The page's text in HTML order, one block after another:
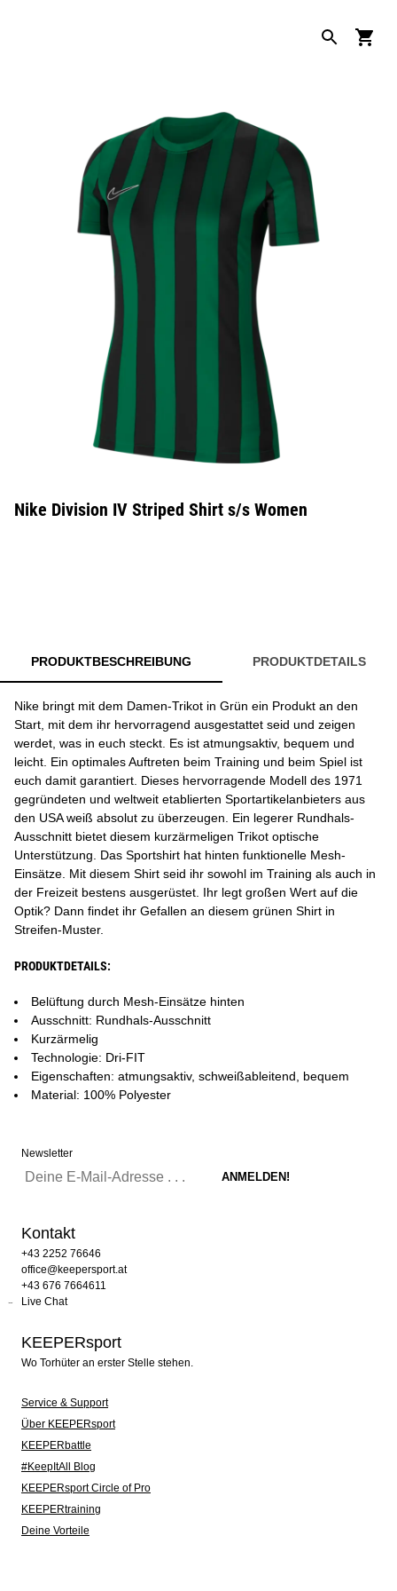
Nike Division IV Striped Shirt s/s Women
PRODUKTBESCHREIBUNG PRODUKTDETAILS
Nike bringt mit dem Damen-Trikot in Grün ein Produkt an den
Start, mit dem ihr hervorragend ausgestattet seid und zeigen
werdet, was in euch steckt. Es ist atmungsaktiv, bequem und
leicht. Ein optimales Auftreten beim Training und beim Spiel ist
euch damit garantiert. Dieses hervorragende Modell des 1971
gegründeten und weltweit etablierten Sportartikelanbieters aus
den USA weiß absolut zu überzeugen. Ein legerer Rundhals-
Ausschnitt bietet diesem kurzärmeligen Trikot optische
Unterstützung. Das Sportshirt hat hinten funktionelle Mesh-
Einsätze. Mit diesem Shirt seid ihr sowohl im Training als auch in
der Freizeit bestens ausgerüstet. Ihr legt großen Wert auf die
Optik? Dann findet ihr Gefallen an diesem grünen Shirt in
Streifen-Muster.
PRODUKTDETAILS:
Belüftung durch Mesh-Einsätze hinten
Ausschnitt: Rundhals-Ausschnitt
Kurzärmelig
Technologie: Dri-FIT
Eigenschaften: atmungsaktiv, schweißableitend, bequem
Material: 100% Polyester
Newsletter
Kontakt
+43 2252 76646
office@keepersport.at
+43 676 7664611
Live Chat
KEEPERsport
Wo Torhüter an erster Stelle stehen.
Service & Support
Über KEEPERsport
KEEPERbattle
#KeepItAll Blog
KEEPERsport Circle of Pro
KEEPERtraining
Deine Vorteile